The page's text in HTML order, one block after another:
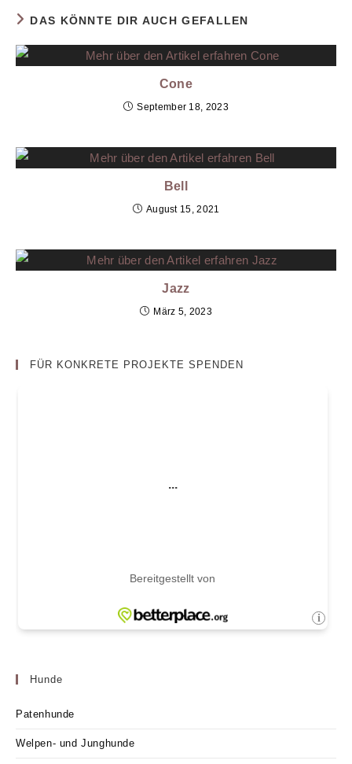
e
b
o
l
s
A
p
er e
dI
n
g
er
e
st
DAS KÖNNTE DIR AUCH GEFALLEN
Cone
September 18, 2023
Bell
August 15, 2021
Jazz
März 5, 2023
FÜR KONKRETE PROJEKTE SPENDEN
Hunde
Patenhunde
Welpen- und Junghunde